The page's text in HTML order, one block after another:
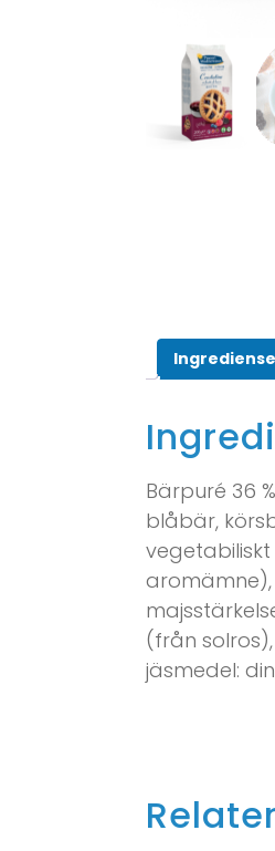
Bärpuré 36
blåbär,
aromämne),
(från
jäsmedel: